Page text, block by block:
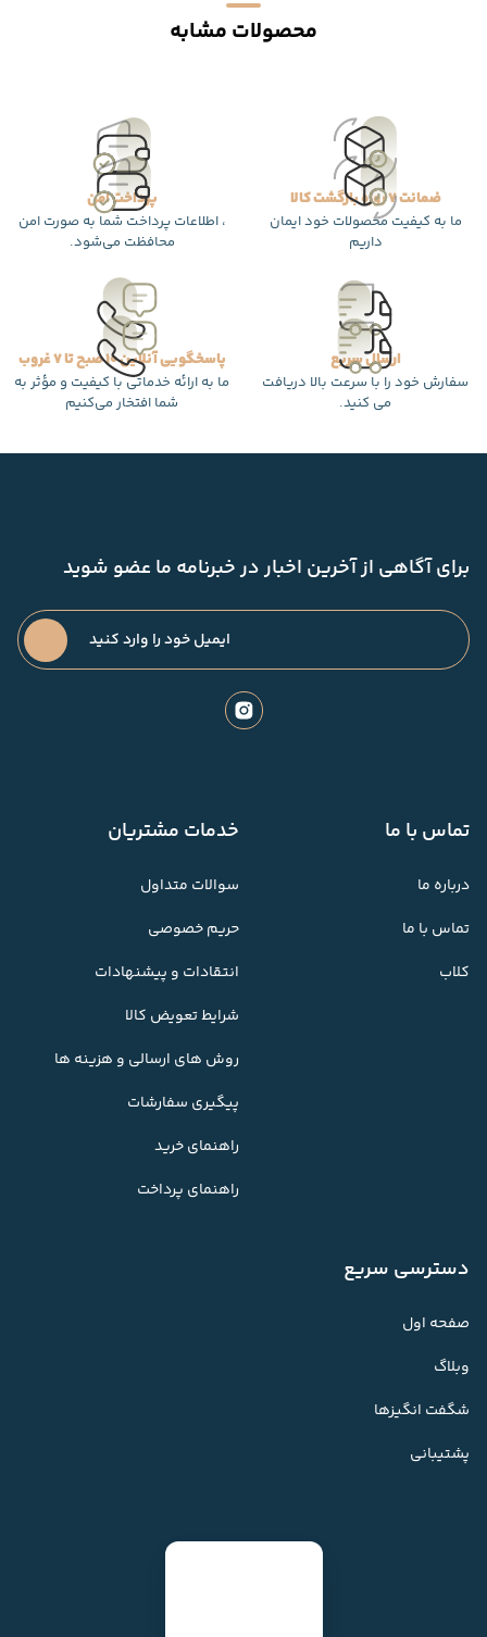
محصولات مشابه
ضمانت 7 روزه بازگشت کالا
ما به کیفیت محصولات خود ایمان
داریم
پرداخت امن
، اطلاعات پرداخت شما به صورت امن
محافظت می‌شود.
ارسال سریع
سفارش خود را با سرعت بالا دریافت
می کنید.
پاسخگویی آنلاین 10 صبح تا 7 غروب
ما به ارائه خدماتی با کیفیت و مؤثر به
شما افتخار می‌کنیم
برای آگاهی از آخرین اخبار در خبرنامه ما عضو شوید
تماس با ما
درباره ما
تماس با ما
کلاب
خدمات مشتریان
سوالات متداول
حریم خصوصی
انتقادات و پیشنهادات
شرایط تعویض کالا
روش های ارسالی و هزینه ها
پیگیری سفارشات
راهنمای خرید
راهنمای پرداخت
دسترسی سریع
صفحه اول
وبلاگ
شگفت انگیزها
پشتیبانی